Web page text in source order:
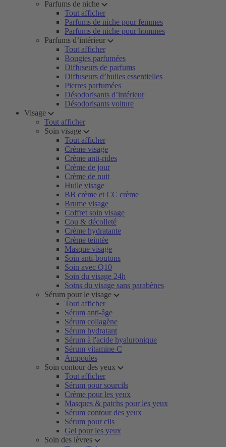
Parfums de niche
Tout afficher
Parfums de niche pour femmes
Parfums de niche pour hommes
Parfums d’intérieur
Tout afficher
Bougies parfumées
Diffuseurs de parfums
Diffuseurs d’huiles essentielles
Pierres parfumées
Désodorisants d’intérieur
Désodorisants voiture
Visage
Tout afficher
Soin visage
Tout afficher
Crème visage
Crème anti-rides
Crème de jour
Crème de nuit
Huile visage
BB crème et CC crème
Brume visage
Coffret soin visage
Cou & décolleté
Crème hydratante
Crème teintée
Masque visage
Soin anti-boutons
Soin avec Q10
Soin du visage 24h
Soins du visage sans parabènes
Sérum pour le visage
Tout afficher
Sérum anti-âge
Sérum collagène
Sérum hydratant
Sérum à l'acide hyaluronique
Sérum vitamine C
Ampoules
Soin contour des yeux
Tout afficher
Sérum pour sourcils
Crème pour les yeux
Masques & patchs pour les yeux
Sérum contour des yeux
Sérum pour cils
Gel pour les yeux
Soin des lèvres